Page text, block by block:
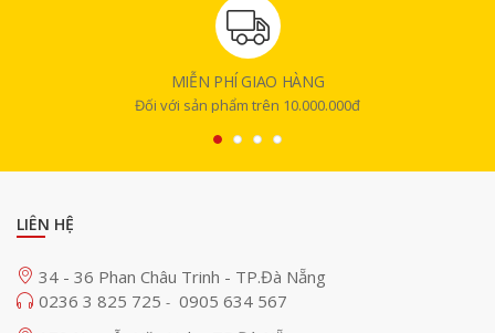
MIỄN PHÍ GIAO HÀNG
Đối với sản phẩm trên 10.000.000đ
LIÊN HỆ
34 - 36 Phan Châu Trinh - TP.Đà Nẵng
0236 3 825 725 - 0905 634 567